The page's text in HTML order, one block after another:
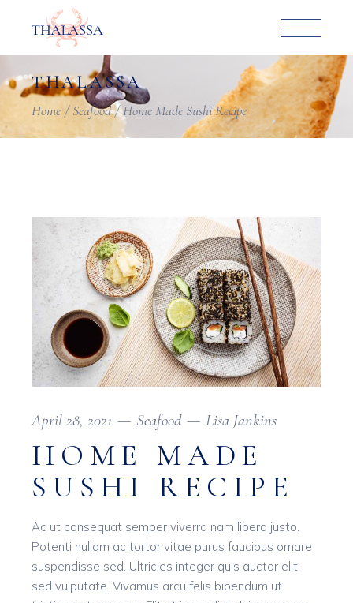
THALASSA
Home Seafood Home Made Sushi Recipe
April 28, 2021 Seafood Lisa Jankins
HOME MADE
SUSHI RECIPE
Ac ut consequat semper viverra nam libero justo.
Potenti nullam ac tortor vitae purus faucibus ornare
suspendisse sed. Ultricies integer quis auctor elit
sed vulputate. Vivamus arcu felis bibendum ut